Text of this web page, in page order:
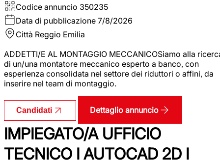
Codice annuncio 350235
Data di pubblicazione 7/8/2026
Città Reggio Emilia
ADDETTI/E AL MONTAGGIO MECCANICOSiamo alla
di un/una montatore meccanico esperto a banco, con
esperienza consolidata nel settore dei riduttori o affini, da
inserire nel team di montaggio.
Candidati Dettaglio annuncio
IMPIEGATO/A UFFICIO
TECNICO I AUTOCAD 2D I